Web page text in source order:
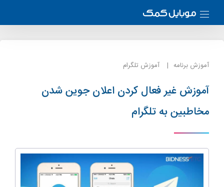
آموزش برنامه آموزش تلگرام
آموزش غیر فعال کردن اعلان جوین شدن
مخاطبین به تلگرام